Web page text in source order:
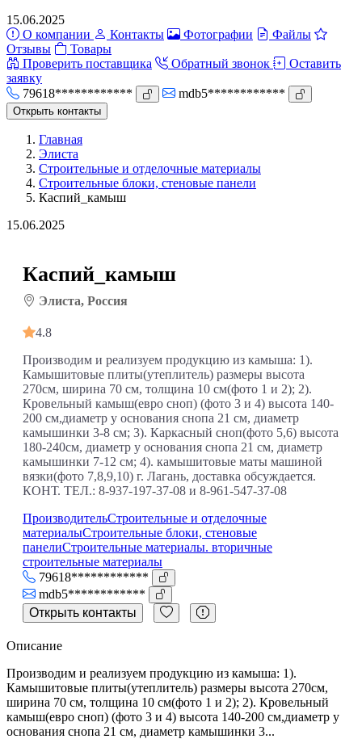
15.06.2025
О компании
Контакты Фотографии
Файлы
Отзывы
Товары
Проверить поставщика
Обратный звонок
Оставить
заявку
79618************
mdb5************
Открыть контакты
Главная
Элиста
Строительные и отделочные материалы
Строительные блоки, стеновые панели
Каспий_камыш
15.06.2025
Каспий_камыш
Элиста, Россия
4.8
Производим и реализуем продукцию из камыша: 1).
Камышитовые плиты(утеплитель) размеры высота
270см, ширина 70 см, толщина 10 см(фото 1 и 2); 2).
Кровельный камыш(евро сноп) (фото 3 и 4) высота 140-
200 см,диаметр у основания снопа 21 см, диаметр
камышинки 3-8 см; 3). Каркасный сноп(фото 5,6) высота
180-240см, диаметр у основания снопа 21 см, диаметр
камышинки 7-12 см; 4). камышитовые маты машиной
вязки(фото 7,8,9,10) г. Лагань, доставка обсуждается.
КОНТ. ТЕЛ.: 8-937-197-37-08 и 8-961-547-37-08
ПроизводительСтроительные и отделочные
материалыСтроительные блоки, стеновые
панелиСтроительные материалы. вторичные
строительные материалы
79618************
mdb5************
Открыть контакты
Описание
Производим и реализуем продукцию из камыша: 1).
Камышитовые плиты(утеплитель) размеры высота 270см,
ширина 70 см, толщина 10 см(фото 1 и 2); 2). Кровельный
камыш(евро сноп) (фото 3 и 4) высота 140-200 см,диаметр у
основания снопа 21 см, диаметр камышинки 3...